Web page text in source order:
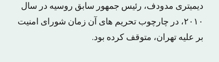
دیمیتری مدودف، رئیس جمهور سابق روسیه در سال
۲۰۱۰، در چارچوب تحریم های آن زمان شورای امنیت
بر علیه تهران، متوقف کرده بود.